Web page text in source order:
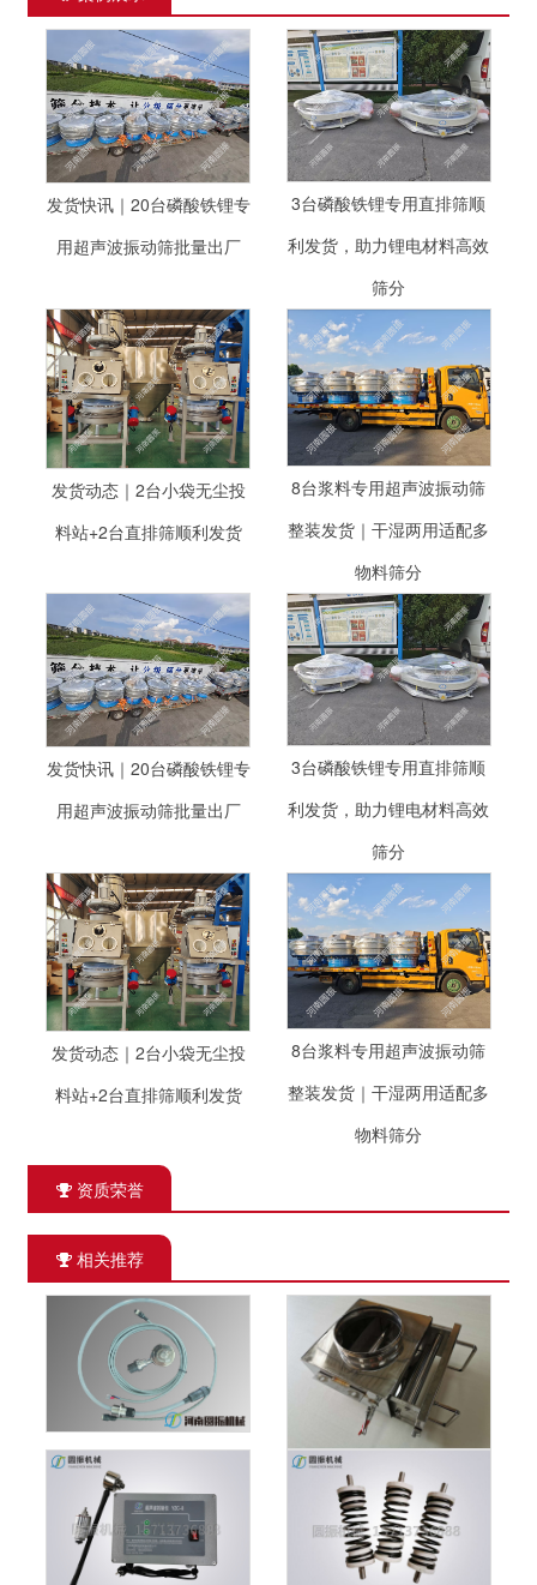
发货快讯｜20台磷酸铁锂专
用超声波振动筛批量出厂
3台磷酸铁锂专用直排筛顺
利发货，助力锂电材料高效
筛分
发货动态｜2台小袋无尘投
料站+2台直排筛顺利发货
8台浆料专用超声波振动筛
整装发货｜干湿两用适配多
物料筛分
发货快讯｜20台磷酸铁锂专
用超声波振动筛批量出厂
3台磷酸铁锂专用直排筛顺
利发货，助力锂电材料高效
筛分
发货动态｜2台小袋无尘投
料站+2台直排筛顺利发货
8台浆料专用超声波振动筛
整装发货｜干湿两用适配多
物料筛分
资质荣誉
相关推荐